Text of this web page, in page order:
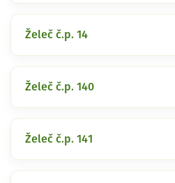
Želeč č.p. 14
Želeč č.p. 140
Želeč č.p. 141